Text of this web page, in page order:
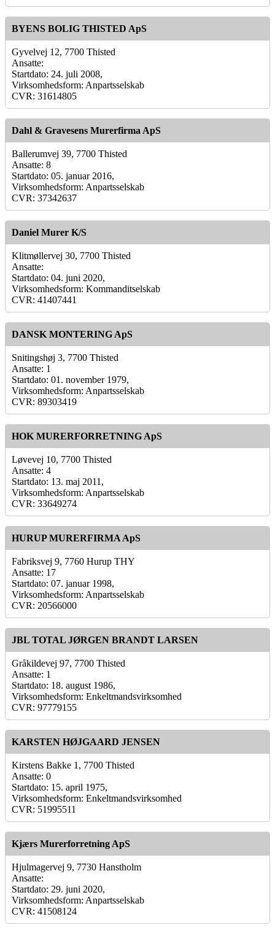
BYENS BOLIG THISTED ApS
Gyvelvej 12, 7700 Thisted
Ansatte:
Startdato: 24. juli 2008,
Virksomhedsform: Anpartsselskab
CVR: 31614805
Dahl & Gravesens Murerfirma ApS
Ballerumvej 39, 7700 Thisted
Ansatte: 8
Startdato: 05. januar 2016,
Virksomhedsform: Anpartsselskab
CVR: 37342637
Daniel Murer K/S
Klitmøllervej 30, 7700 Thisted
Ansatte:
Startdato: 04. juni 2020,
Virksomhedsform: Kommanditselskab
CVR: 41407441
DANSK MONTERING ApS
Snitingshøj 3, 7700 Thisted
Ansatte: 1
Startdato: 01. november 1979,
Virksomhedsform: Anpartsselskab
CVR: 89303419
HOK MURERFORRETNING ApS
Løvevej 10, 7700 Thisted
Ansatte: 4
Startdato: 13. maj 2011,
Virksomhedsform: Anpartsselskab
CVR: 33649274
HURUP MURERFIRMA ApS
Fabriksvej 9, 7760 Hurup THY
Ansatte: 17
Startdato: 07. januar 1998,
Virksomhedsform: Anpartsselskab
CVR: 20566000
JBL TOTAL JØRGEN BRANDT LARSEN
Gråkildevej 97, 7700 Thisted
Ansatte: 1
Startdato: 18. august 1986,
Virksomhedsform: Enkeltmandsvirksomhed
CVR: 97779155
KARSTEN HØJGAARD JENSEN
Kirstens Bakke 1, 7700 Thisted
Ansatte: 0
Startdato: 15. april 1975,
Virksomhedsform: Enkeltmandsvirksomhed
CVR: 51995511
Kjærs Murerforretning ApS
Hjulmagervej 9, 7730 Hanstholm
Ansatte:
Startdato: 29. juni 2020,
Virksomhedsform: Anpartsselskab
CVR: 41508124